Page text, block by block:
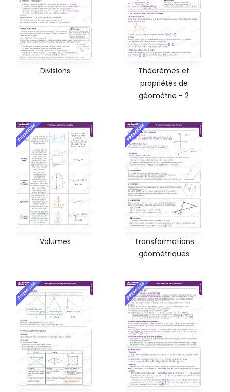
Divisions
Théorèmes et
propriétés de
géométrie - 2
PREMIUM
Volumes
PREMIUM
Transformations
géométriques
PREMIUM PREMIUM